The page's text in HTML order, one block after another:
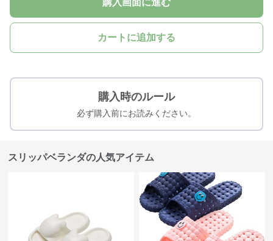
購入画面に進む
カートに追加する
購入時のルール
必ず購入前にお読みください。
スリッパベランダの人気アイテム